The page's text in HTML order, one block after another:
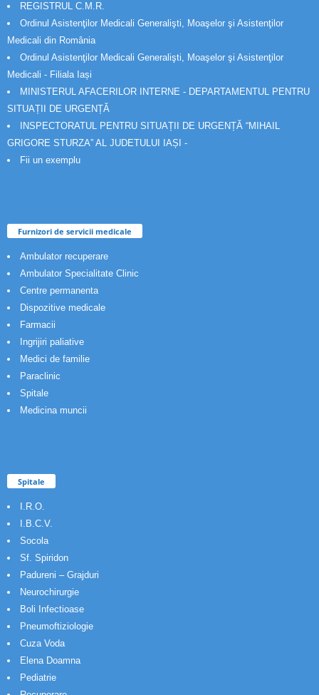
REGISTRUL C.M.R.
Ordinul Asistenţilor Medicali Generalişti, Moaşelor şi Asistenţilor
Medicali din România
Ordinul Asistenţilor Medicali Generalişti, Moaşelor şi Asistenţilor
Medicali - Filiala Iași
MINISTERUL AFACERILOR INTERNE - DEPARTAMENTUL PENTRU
SITUAȚII DE URGENȚĂ
INSPECTORATUL PENTRU SITUAȚII DE URGENȚĂ “MIHAIL
GRIGORE STURZA” AL JUDETULUI IAȘI -
Fii un exemplu
Furnizori de servicii medicale
Ambulator recuperare
Ambulator Specialitate Clinic
Centre permanenta
Dispozitive medicale
Farmacii
Ingrijiri paliative
Medici de familie
Paraclinic
Spitale
Medicina muncii
Spitale
I.R.O.
I.B.C.V.
Socola
Sf. Spiridon
Padureni – Grajduri
Neurochirurgie
Boli Infectioase
Pneumoftiziologie
Cuza Voda
Elena Doamna
Pediatrie